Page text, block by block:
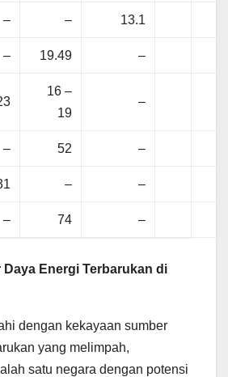
– – 13.1
– 19.49 –
16 –
19
–
– 52 –
– –
– 74 –
Daya Energi Terbarukan di
dengan kekayaan sumber
yang melimpah,
satu negara dengan potensi